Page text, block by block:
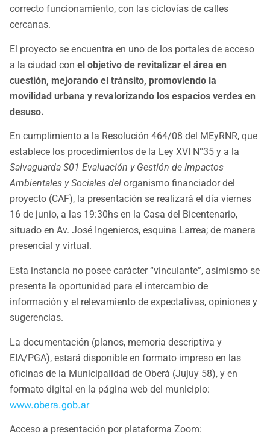
correcto funcionamiento, con las ciclovías de calles
cercanas.
El proyecto se encuentra en uno de los portales de acceso
a la ciudad con el objetivo de revitalizar el área en
cuestión, mejorando el tránsito, promoviendo la
movilidad urbana y revalorizando los espacios verdes en
desuso.
En cumplimiento a la Resolución 464/08 del MEyRNR, que
establece los procedimientos de la Ley XVI N°35 y a la
Salvaguarda S01 Evaluación y Gestión de Impactos
Ambientales y Sociales del organismo financiador del
proyecto (CAF), la presentación se realizará el día viernes
16 de junio, a las 19:30hs en la Casa del Bicentenario,
situado en Av. José Ingenieros, esquina Larrea; de manera
presencial y virtual.
Esta instancia no posee carácter “vinculante”, asimismo se
presenta la oportunidad para el intercambio de
información y el relevamiento de expectativas, opiniones y
sugerencias.
La documentación (planos, memoria descriptiva y
EIA/PGA), estará disponible en formato impreso en las
oficinas de la Municipalidad de Oberá (Jujuy 58), y en
formato digital en la página web del municipio:
www.obera.gob.ar
Acceso a presentación por plataforma Zoom: